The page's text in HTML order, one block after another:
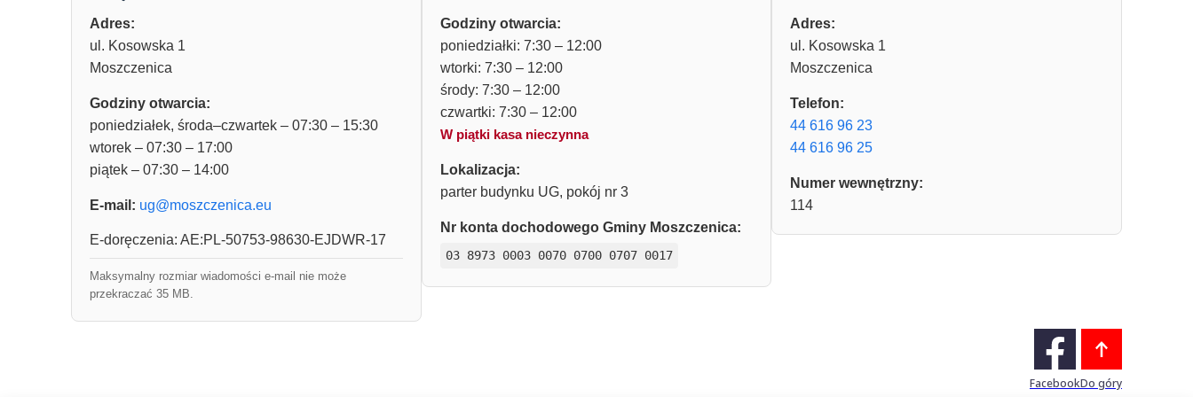
Adres:
ul. Kosowska 1
Moszczenica
Godziny otwarcia:
poniedziałek, środa–czwartek – 07:30 – 15:30
wtorek – 07:30 – 17:00
piątek – 07:30 – 14:00
E-mail: ug@moszczenica.eu
E-doręczenia: AE:PL-50753-98630-EJDWR-17
Maksymalny rozmiar wiadomości e-mail nie może
przekraczać 35 MB.
Godziny otwarcia:
poniedziałki: 7:30 – 12:00
wtorki: 7:30 – 12:00
środy: 7:30 – 12:00
czwartki: 7:30 – 12:00
W piątki kasa nieczynna
Lokalizacja:
parter budynku UG, pokój nr 3
Nr konta dochodowego Gminy Moszczenica:
03 8973 0003 0070 0700 0707 0017
Adres:
ul. Kosowska 1
Moszczenica
Telefon:
44 616 96 23
44 616 96 25
Numer wewnętrzny:
114
FacebookDo góry